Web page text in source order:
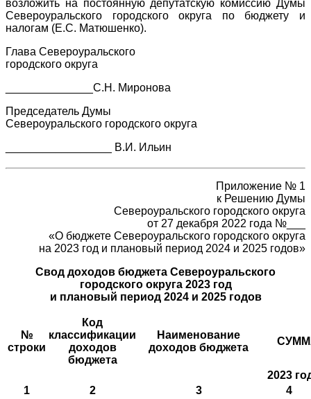
возложить на постоянную депутатскую комиссию Думы
Североуральского городского округа по бюджету и
налогам (Е.С. Матюшенко).
Глава Североуральского
городского округа
______________С.Н. Миронова
Председатель Думы
Североуральского городского округа
_________________ В.И. Ильин
Приложение № 1
к Решению Думы
Североуральского городского округа
от 27 декабря 2022 года №___
«О бюджете Североуральского городского округа
на 2023 год и плановый период 2024 и 2025 годов»
Свод доходов бюджета Североуральского
городского округа 2023 год
и плановый период 2024 и 2025 годов
№
строки
Код
классификации
доходов
бюджета
Наименование
доходов бюджета
2023
1
2 3 4